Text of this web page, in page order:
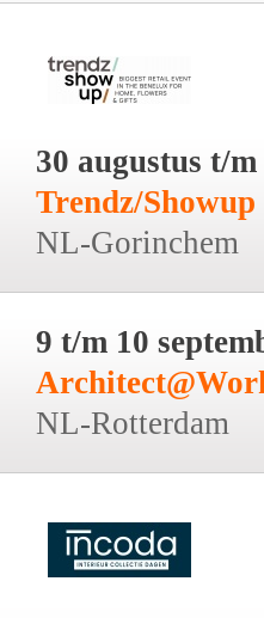
30 augustus t/
Trendz/Showup
NL-Gorinchem
9 t/m 10
NL-Rotterdam